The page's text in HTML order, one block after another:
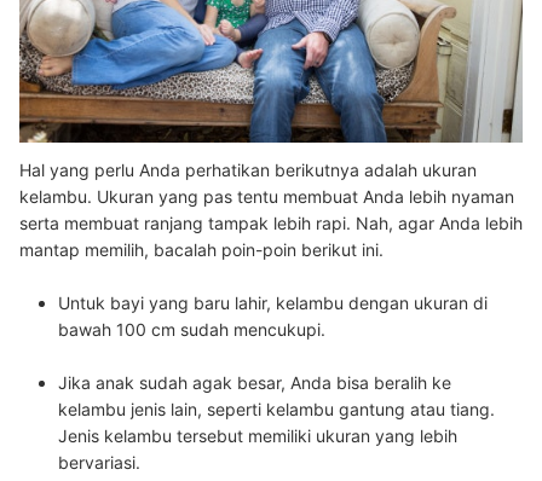
Hal yang perlu Anda perhatikan berikutnya adalah ukuran
kelambu. Ukuran yang pas tentu membuat Anda lebih nyaman
serta membuat ranjang tampak lebih rapi. Nah, agar Anda lebih
mantap memilih, bacalah poin-poin berikut ini.
Untuk bayi yang baru lahir, kelambu dengan ukuran di
bawah 100 cm sudah mencukupi.
Jika anak sudah agak besar, Anda bisa beralih ke
kelambu jenis lain, seperti kelambu gantung atau tiang.
Jenis kelambu tersebut memiliki ukuran yang lebih
bervariasi.